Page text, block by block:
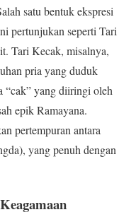
satu bentuk ekspresi
pertunjukan seperti Tari
Tari Kecak, misalnya,
pria yang duduk
“cak” yang diiringi oleh
epik Ramayana.
pertempuran antara
yang penuh dengan